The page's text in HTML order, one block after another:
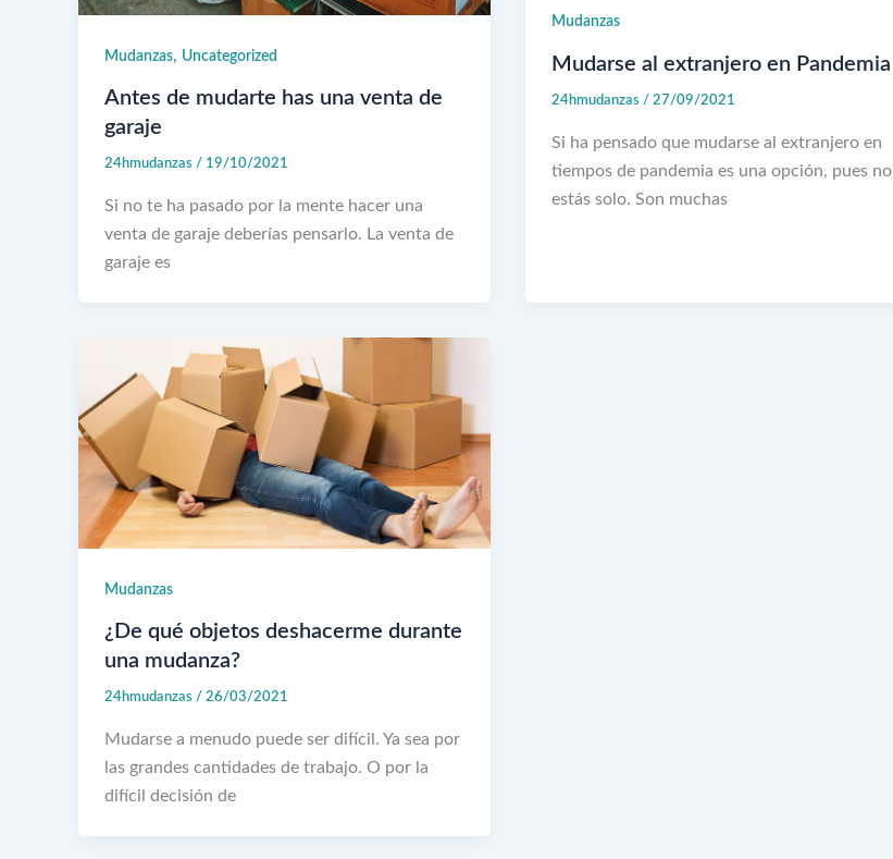
Mudanzas, Uncategorized
Antes de mudarte has una venta de
garaje
24hmudanzas / 19/10/2021
Si no te ha pasado por la mente hacer una
venta de garaje deberías pensarlo. La venta de
garaje es
Mudanzas
Mudarse al extranjero en Pandemia
24hmudanzas / 27/09/2021
Si ha pensado que mudarse al extranjero en
tiempos de pandemia es una opción, pues no
estás solo. Son muchas
Mudanzas
¿De qué objetos deshacerme durante
una mudanza?
24hmudanzas / 26/03/2021
Mudarse a menudo puede ser difícil. Ya sea por
las grandes cantidades de trabajo. O por la
difícil decisión de